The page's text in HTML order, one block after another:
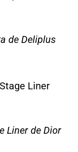
de Deliplus
Liner de Dior